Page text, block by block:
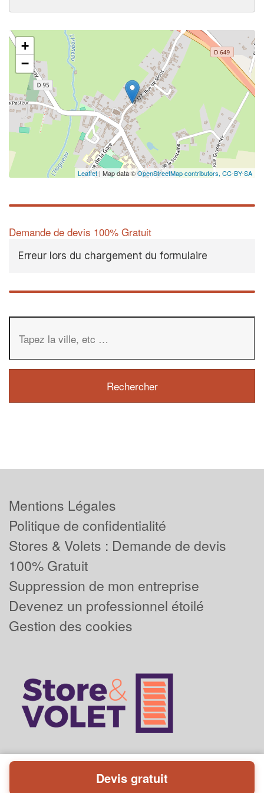
+
−
Leaflet | Map data ©OpenStreetMap contributors, CC-BY-SA
Demande de devis 100% Gratuit
Erreur lors du chargement du formulaire
Mentions Légales
Politique de confidentialité
Stores & Volets : Demande de devis
100% Gratuit
Suppression de mon entreprise
Devenez un professionnel étoilé
Gestion des cookies
Powered byPlus que pro
Devis gratuit